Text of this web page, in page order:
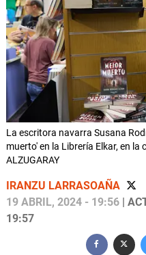
La escritora navarra Susana
muerto' en la Librería Elkar, en la
ALZUGARAY
IRANZU LARRASOAÑA
19 ABRIL, 2024 - 19:56 |
19:57